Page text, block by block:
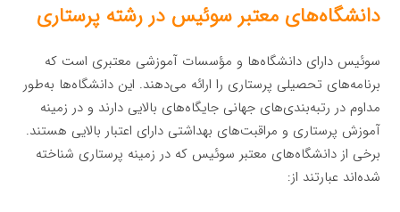
دانشگاه‌های معتبر سوئیس در رشته پرستاری
سوئیس دارای دانشگاه‌ها و مؤسسات آموزشی معتبری است که
برنامه‌های تحصیلی پرستاری را ارائه می‌دهند. این دانشگاه‌ها به‌طور
مداوم در رتبه‌بندی‌های جهانی جایگاه‌های بالایی دارند و در زمینه
آموزش پرستاری و مراقبت‌های بهداشتی دارای اعتبار بالایی هستند.
برخی از دانشگاه‌های معتبر سوئیس که در زمینه پرستاری شناخته
شده‌اند عبارتند از: